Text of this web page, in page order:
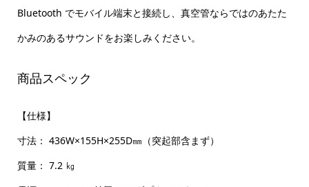
Bluetooth でモバイル端末と接続し、真空管ならではのあたた
かみのあるサウンドをお楽しみください。
商品スペック
【仕様】
寸法： 436W×155H×255D㎜（突起部含まず）
質量： 7.2 ㎏